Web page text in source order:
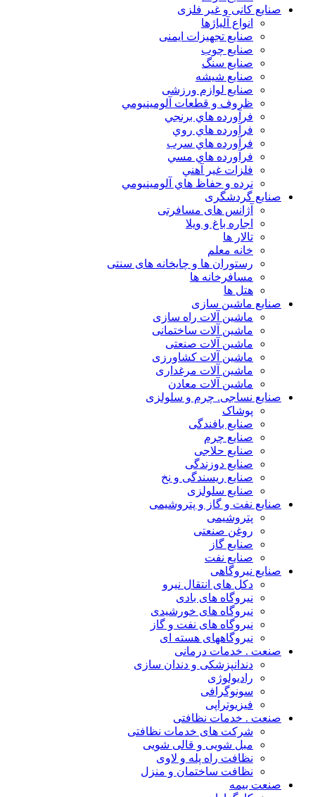
صنایع کانی و غیر فلزی
انواع آلياژها
صنایع تجهیزات ایمنی
صنایع چوب
صنایع سنگ
صنایع شیشه
صنایع لوازم ورزشی
ظروف و قطعات آلومينيومي
فرآورده هاي برنجي
فرآورده هاي روي
فرآورده هاي سرب
فرآورده هاي مسي
فلزات غير آهني
نرده و حفاظ هاي آلومينيومي
صنایع گردشگری
آژانس های مسافرتی
اجاره باغ و ویلا
تالار ها
خانه معلم
رستوران ها و چایخانه های سنتی
مسافرخانه ها
هتل ها
صنایع ماشین سازی
ماشین آلات راه سازی
ماشین آلات ساختمانی
ماشین آلات صنعتی
ماشین آلات کشاورزی
ماشین آلات مرغداری
ماشین آلات معادن
صنایع نساجی. چرم و سلولزی
پوشاک
صنایع بافندگی
صنایع چرم
صنایع حلاجی
صنایع دوزندگی
صنایع ریسندگی و نخ
صنایع سلولزی
صنایع نفت و گاز و پتروشیمی
پتروشیمی
روغن صنعتی
صنایع گاز
صنایع نفت
صنایع نیروگاهی
دکل های انتقال نیرو
نیروگاه های بادی
نیروگاه های خورشیدی
نیروگاه های نفت و گاز
نیروگاههای هسته ای
صنعت . خدمات درمانی
دندانپزشکی و دندان سازی
رادیولوژی
سونوگرافی
فیزیوتراپی
صنعت . خدمات نظافتی
شرکت های خدمات نظافتی
مبل شویی و قالی شویی
نظافت راه پله و لاوی
نظافت ساختمان و منزل
صنعت بیمه